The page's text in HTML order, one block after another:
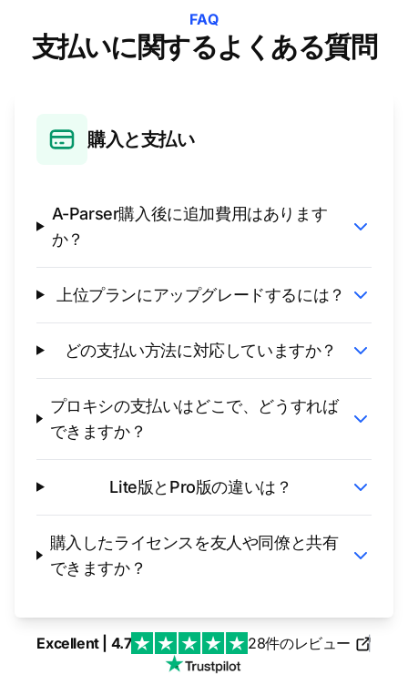
FAQ
支払いに関するよくある質問
購入と支払い
A-Parser購入後に追加費用はあります
か？
上位プランにアップグレードするには？
どの支払い方法に対応していますか？
プロキシの支払いはどこで、どうすれば
できますか？
Lite版とPro版の違いは？
購入したライセンスを友人や同僚と共有
できますか？
Excellent | 4.7 28件のレビュー |